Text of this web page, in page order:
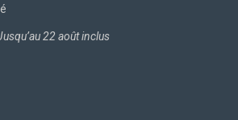
22 août inclus